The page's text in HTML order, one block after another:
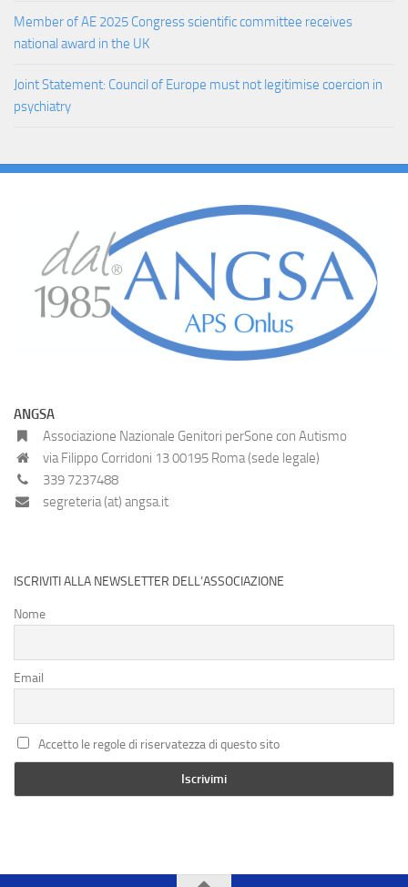
Member of AE 2025 Congress scientific committee receives
national award in the UK
Joint Statement: Council of Europe must not legitimise coercion in
psychiatry
ANGSA
Associazione Nazionale Genitori perSone con Autismo
via Filippo Corridoni 13 00195 Roma (sede legale)
339 7237488
segreteria (at) angsa.it
ISCRIVITI ALLA NEWSLETTER DELL’ASSOCIAZIONE
Nome
Email
Accetto le regole di riservatezza di questo sito